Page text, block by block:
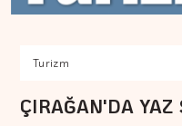
Turizm
ÇIRAĞAN'DA YAZ